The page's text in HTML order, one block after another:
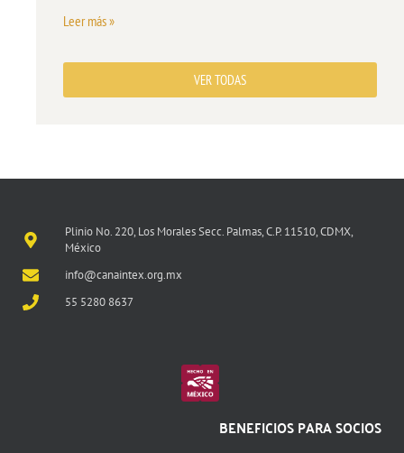
Leer más »
VER TODAS
Plinio No. 220, Los Morales Secc. Palmas, C.P. 11510, CDMX,
México
info@canaintex.org.mx
55 5280 8637
BENEFICIOS PARA SOCIOS